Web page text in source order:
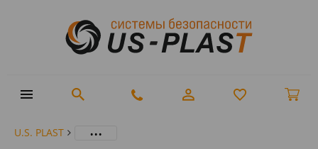
U.S. PLAST ...